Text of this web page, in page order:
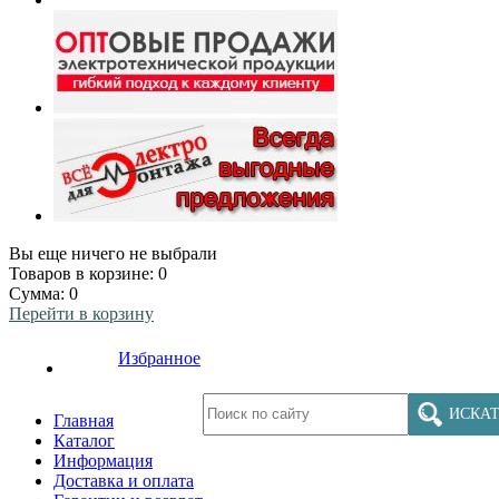
Вы еще ничего не выбрали
Товаров в корзине: 0
Сумма: 0
Перейти в корзину
Избранное
Главная
Каталог
Информация
Доставка и оплата